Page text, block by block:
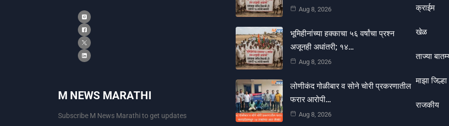
M NEWS MARATHI
Subscribe M News Marathi to get updates
Aug 8, 2026
भूमिहीनांच्या हक्काचा ५६ वर्षांचा प्रश्न
अजूनही अधांतरी; १४…
Aug 8, 2026
लोणीकंद गोळीबार व सोने चोरी प्रकरणातील
फरार आरोपी…
Aug 8, 2026
क्राईम
खेळ
ताज्या
माझा जिल्हा
राजकीय